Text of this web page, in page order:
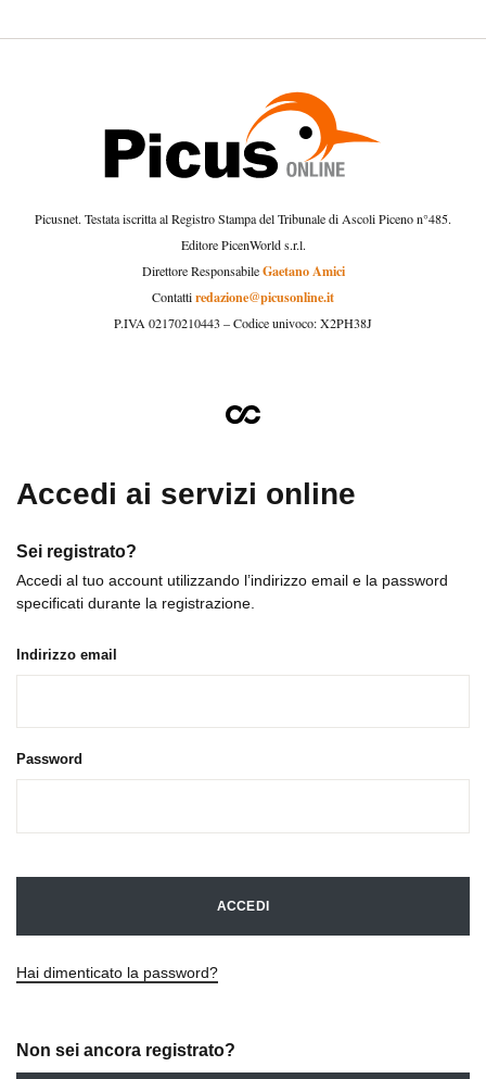
Picusnet. Testata iscritta al Registro Stampa del Tribunale di Ascoli Piceno n°485.
Editore PicenWorld s.r.l.
Direttore ResponsabileGaetano Amici
Contattiredazione@picusonline.it
P.IVA 02170210443 – Codice univoco: X2PH38J
Accedi ai servizi online
Sei registrato?
Accedi al tuo account utilizzando l’indirizzo email e la password
specificati durante la registrazione.
Indirizzo email
Password
ACCEDI
Hai dimenticato la password?
Non sei ancora registrato?